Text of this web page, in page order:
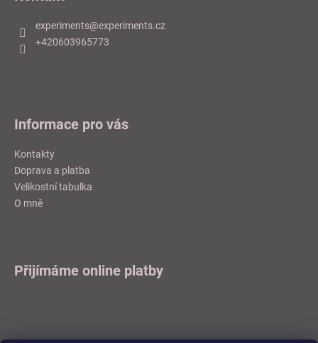
experiments@experiments.cz
+420603965773
Informace pro vás
Kontakty
Doprava a platba
Velikostní tabulka
O mně
Přijímáme online platby